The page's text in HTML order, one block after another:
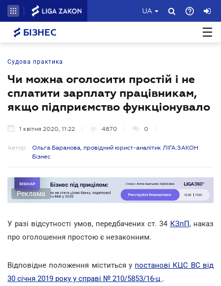
UA
БІЗНЕС
Судова практика
Чи можна оголосити простій і не
сплатити зарплату працівникам,
якщо підприємство функціонувало
1 квітня 2020, 11:22 4870 0
Автор:
Ольга Баранова, провідний юрист-аналітик ЛІГА:ЗАКОН
Бізнес
Реклама
У разі відсутності умов, передбачених ст. 34 КЗпП, наказ
про оголошення простою є незаконним.
Відповідне положення міститься у постанові КЦС ВС від
30 січня 2019 року у справі № 210/5853/16-ц .